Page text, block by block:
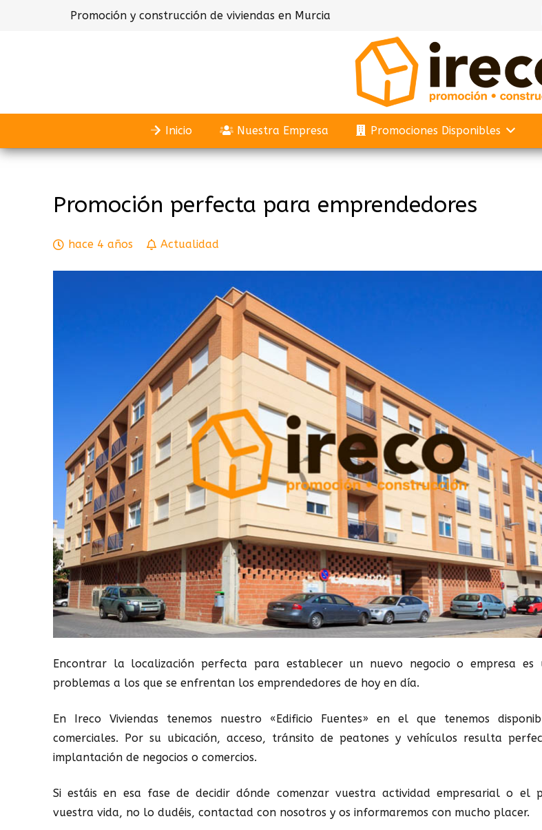
Promoción y construcción de viviendas en Murcia
Inicio Nuestra Empresa Promociones Disponibles
Promoción perfecta para emprendedores
hace 4 años Actualidad
Encontrar la localización perfecta para establecer un nuevo negocio o empresa es
problemas a los que se enfrentan los emprendedores de hoy en día.
En Ireco Viviendas tenemos nuestro «Edificio Fuentes» en el que tenemos
comerciales. Por su ubicación, acceso, tránsito de peatones y vehículos resulta
implantación de negocios o comercios.
Si estáis en esa fase de decidir dónde comenzar vuestra actividad empresarial o el
vuestra vida, no lo dudéis, contactad con nosotros y os informaremos con mucho placer.